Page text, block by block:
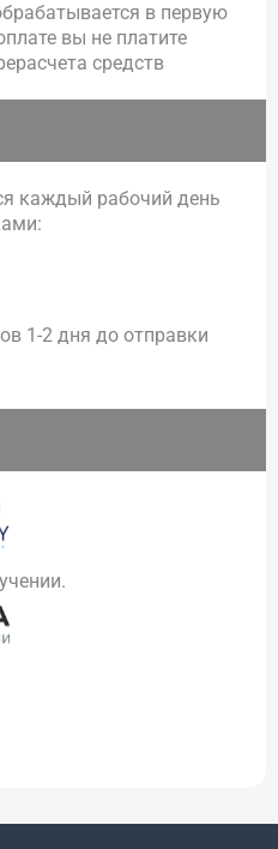
в первую
вы не платите
средств
каждый рабочий день
1-2 дня до отправки